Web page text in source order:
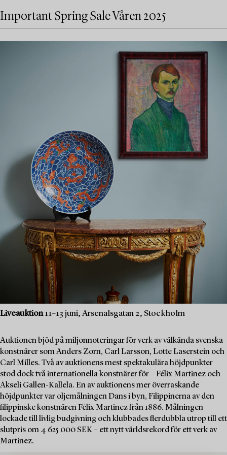
Important Spring Sale Våren 2025
Liveauktion11–13 juni, Arsenalsgatan 2, Stockholm
Auktionen bjöd på miljonnoteringar för verk av välkända svenska
konstnärer som Anders Zorn, Carl Larsson, Lotte Laserstein och
Carl Milles. Två av auktionens mest spektakulära höjdpunkter
stod dock två internationella konstnärer för – Félix Martinez och
Akseli Gallen-Kallela. En av auktionens mer överraskande
höjdpunkter var oljemålningen Dans i byn, Filippinerna av den
filippinske konstnären Félix Martinez från 1886. Målningen
lockade till livlig budgivning och klubbades flerdubbla utrop till ett
slutpris om 4 625 000 SEK – ett nytt världsrekord för ett verk av
Martinez.